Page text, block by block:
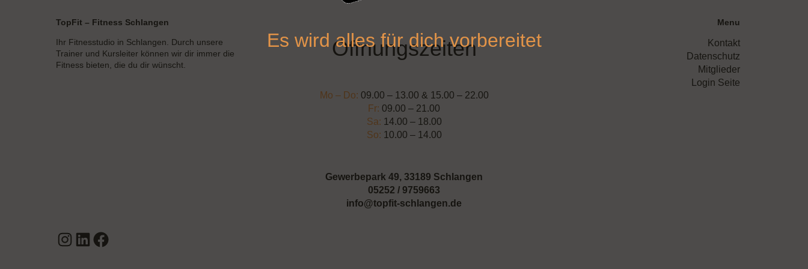
Es wird alles für dich vorbereitet
TopFit – Fitness Schlangen
Ihr Fitnesstudio in Schlangen. Durch unsere
Trainer und Kursleiter können wir dir immer die
Fitness bieten, die du dir wünscht.
Öffnungszeiten
Mo – Do: 09.00 – 13.00 & 15.00 – 22.00
Fr: 09.00 – 21.00
Sa: 14.00 – 18.00
So: 10.00 – 14.00
Menu
Kontakt
Datenschutz
Mitglieder
Login Seite
Gewerbepark 49, 33189 Schlangen
05252 / 9759663
info@topfit-schlangen.de
Instagram
LinkedIn
Facebook